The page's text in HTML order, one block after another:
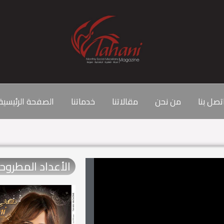
الصفحة خدماتنا مقالاتنا من نحن بنا
الأعداد المطروحة​